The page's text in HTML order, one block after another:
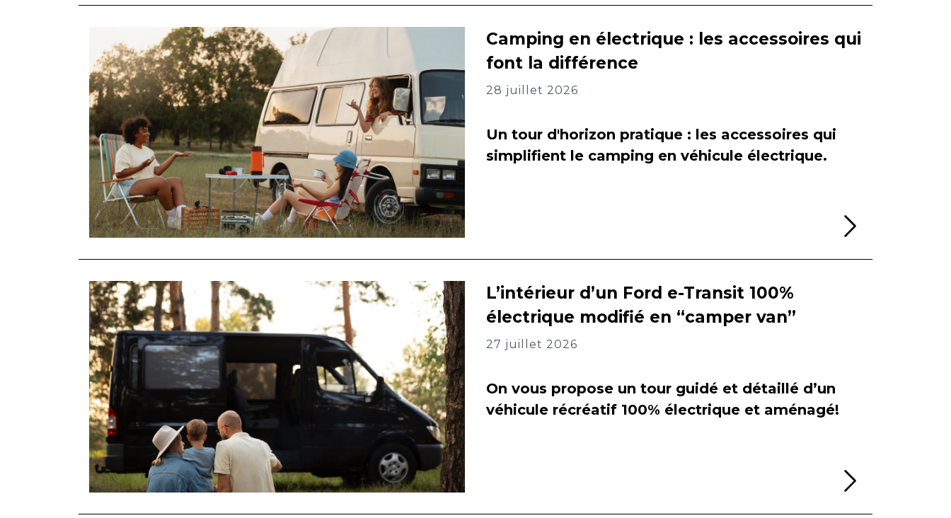
Camping en électrique : les accessoires qui
font la différence
28 juillet 2026
Un tour d'horizon pratique : les accessoires qui
simplifient le camping en véhicule électrique.
L’intérieur d’un Ford e-Transit 100%
électrique modifié en “camper van”
27 juillet 2026
On vous propose un tour guidé et détaillé d’un
véhicule récréatif 100% électrique et aménagé!